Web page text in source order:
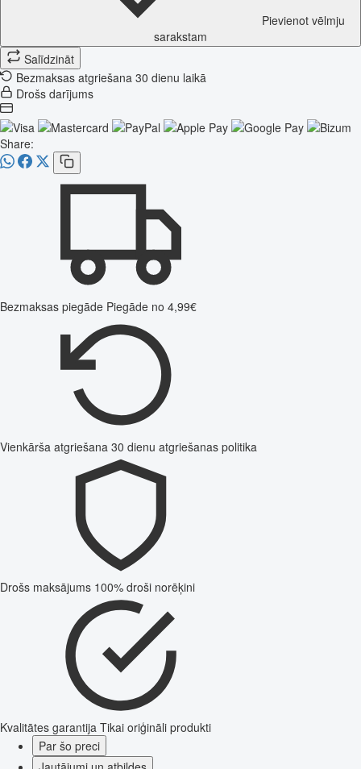
Pievienot vēlmju
sarakstam
Salīdzināt
Bezmaksas atgriešana 30 dienu laikā
Drošs darījums
Share:
Bezmaksas piegāde Piegāde no 4,99€
Vienkārša atgriešana 30 dienu atgriešanas politika
Drošs maksājums 100% droši norēķini
Kvalitātes garantija Tikai oriģināli produkti
Par šo preci